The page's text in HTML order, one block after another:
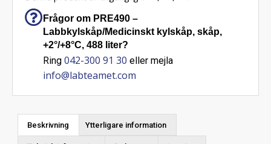
Frågor om PRE490 –
Labbkylskåp/Medicinskt kylskåp, skåp,
+2°/+8°C, 488 liter?
Ring 042-300 91 30 eller mejla
info@labteamet.com
Beskrivning Ytterligare information